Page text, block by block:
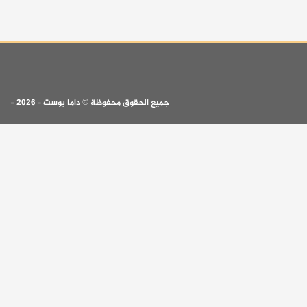
جميع الحقوق محفوظة © داما بوست - 2026 -